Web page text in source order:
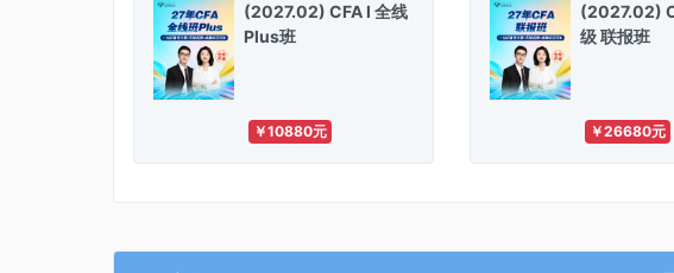
(2027.02) CFA I 全线
Plus班
￥10880元
(2027.02)
级 联报班
￥26680元